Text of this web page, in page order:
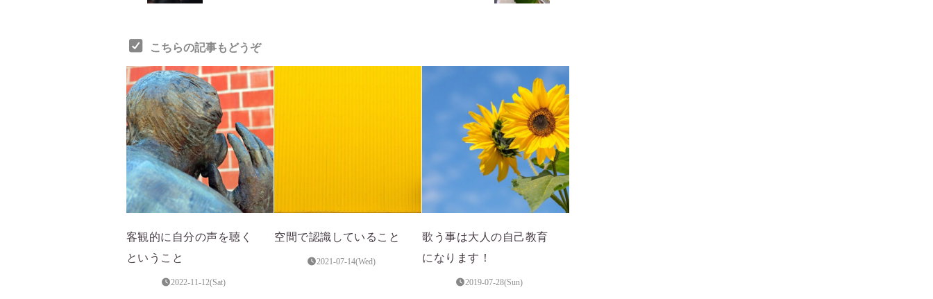
こちらの記事もどうぞ
客観的に自分の声を聴く
ということ
2022-11-12(Sat)
空間で認識していること
2021-07-14(Wed)
歌う事は大人の自己教育
になります！
2019-07-28(Sun)